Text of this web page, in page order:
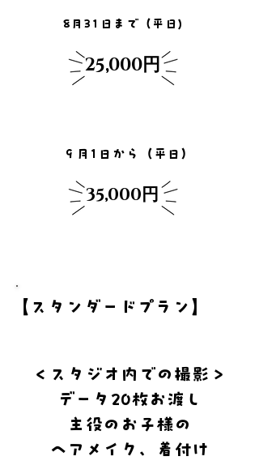
8月31日まで（平日)
​25,000円
​９月1日から（平日）
​35,000円
【スタンダードプラン】
＜スタジオ内での撮影＞
データ20枚お渡し
主役のお子様の
ヘアメイク、着付け